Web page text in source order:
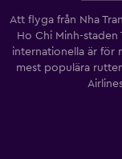
Att flyga från Nha
Ho Chi Minh-staden
internationella ​​är för
mest populära